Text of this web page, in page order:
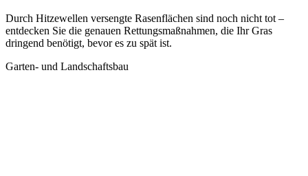
Durch Hitzewellen versengte Rasenflächen sind noch nicht tot –
entdecken Sie die genauen Rettungsmaßnahmen, die Ihr Gras
dringend benötigt, bevor es zu spät ist.
Garten- und Landschaftsbau